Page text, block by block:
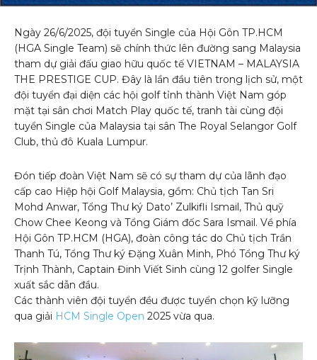
Ngày 26/6/2025, đội tuyển Single của Hội Gôn TP.HCM
(HGA Single Team) sẽ chính thức lên đường sang Malaysia
tham dự giải đấu giao hữu quốc tế VIETNAM – MALAYSIA
THE PRESTIGE CUP. Đây là lần đầu tiên trong lịch sử, một
đội tuyển đại diện các hội golf tỉnh thành Việt Nam góp
mặt tại sân chơi Match Play quốc tế, tranh tài cùng đội
tuyển Single của Malaysia tại sân The Royal Selangor Golf
Club, thủ đô Kuala Lumpur.
Đón tiếp đoàn Việt Nam sẽ có sự tham dự của lãnh đạo
cấp cao Hiệp hội Golf Malaysia, gồm: Chủ tịch Tan Sri
Mohd Anwar, Tổng Thư ký Dato’ Zulkifli Ismail, Thủ quỹ
Chow Chee Keong và Tổng Giám đốc Sara Ismail. Về phía
Hội Gôn TP.HCM (HGA), đoàn công tác do Chủ tịch Trần
Thanh Tú, Tổng Thư ký Đặng Xuân Minh, Phó Tổng Thư ký
Trịnh Thành, Captain Đinh Viết Sinh cùng 12 golfer Single
xuất sắc dẫn đầu.
Các thành viên đội tuyển đều được tuyển chọn kỹ lưỡng
qua giải HCM Single Open 2025 vừa qua.